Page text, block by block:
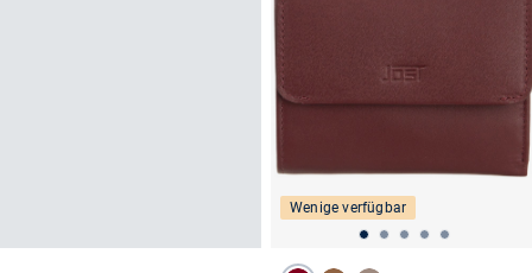
Wenige verfügbar